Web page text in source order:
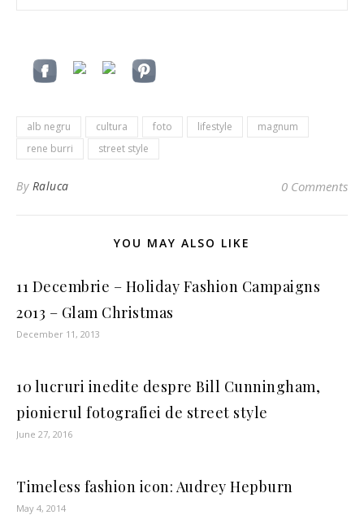
alb negru cultura foto lifestyle
magnum
rene burri
street style
By Raluca 0 Comments
YOU MAY ALSO LIKE
11 Decembrie – Holiday Fashion Campaigns
2013 – Glam Christmas
December 11, 2013
10 lucruri inedite despre Bill Cunningham,
pionierul fotografiei de street style
June 27, 2016
Timeless fashion icon: Audrey Hepburn
May 4, 2014